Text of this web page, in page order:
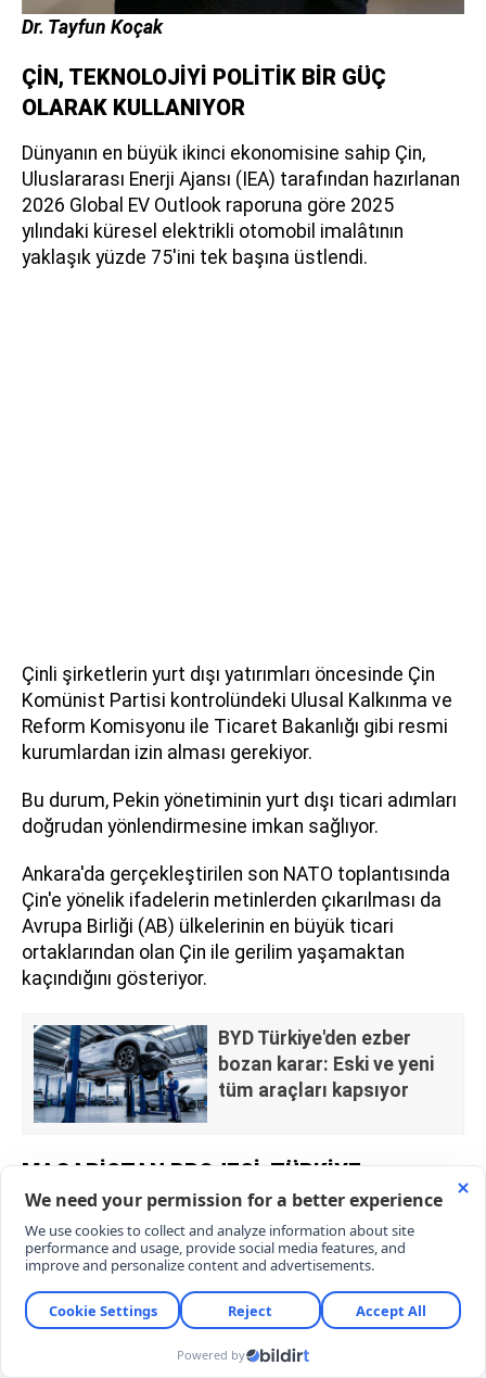
Dr. Tayfun Koçak
ÇİN, TEKNOLOJİYİ POLİTİK BİR GÜÇ
OLARAK KULLANIYOR
Dünyanın en büyük ikinci ekonomisine sahip Çin,
Uluslararası Enerji Ajansı (IEA) tarafından hazırlanan
2026 Global EV Outlook raporuna göre 2025
yılındaki küresel elektrikli otomobil imalâtının
yaklaşık yüzde 75'ini tek başına üstlendi.
Çinli şirketlerin yurt dışı yatırımları öncesinde Çin
Komünist Partisi kontrolündeki Ulusal Kalkınma ve
Reform Komisyonu ile Ticaret Bakanlığı gibi resmi
kurumlardan izin alması gerekiyor.
Bu durum, Pekin yönetiminin yurt dışı ticari adımları
doğrudan yönlendirmesine imkan sağlıyor.
Ankara'da gerçekleştirilen son NATO toplantısında
Çin'e yönelik ifadelerin metinlerden çıkarılması da
Avrupa Birliği (AB) ülkelerinin en büyük ticari
ortaklarından olan Çin ile gerilim yaşamaktan
kaçındığını gösteriyor.
BYD Türkiye'den ezber
bozan karar: Eski ve yeni
tüm araçları kapsıyor
MACARİSTAN PROJESİ, TÜRKİYE
YATIRIMININ ÖNÜNE GEÇTİ
BYD, sınırları dışında en çok üretim tesisi duyuran
Çinli marka olarak dikkat çekiyor.
Tayland'da yaklaşık 490 milyon dolar ve
Özbekistan'ın Cizzak kentinde 160 milyon dolar